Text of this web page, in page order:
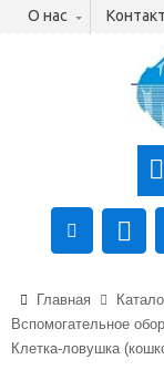
О нас
+375 (29)
+375 (33)
aysberg-
Главная
Вспомогательное
Клетка-ловушка